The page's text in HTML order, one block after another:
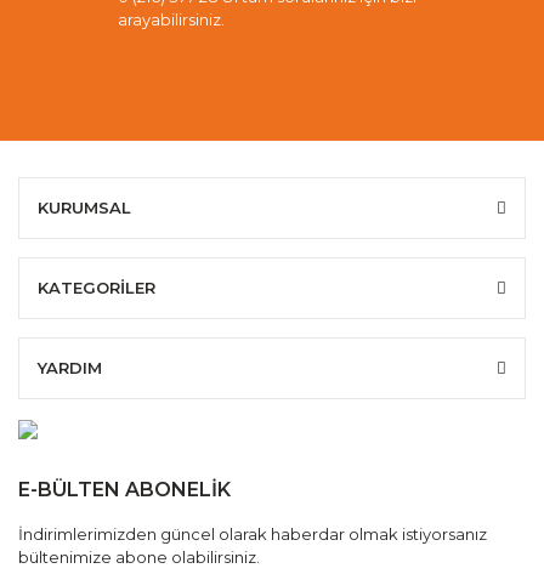
arayabilirsiniz.
KURUMSAL
KATEGORİLER
YARDIM
E-BÜLTEN ABONELİK
İndirimlerimizden güncel olarak haberdar olmak istiyorsanız
bültenimize abone olabilirsiniz.